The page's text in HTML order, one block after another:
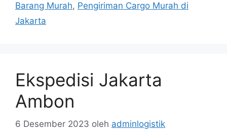
Barang Murah, Pengiriman Cargo Murah di
Jakarta
Ekspedisi Jakarta
Ambon
6 Desember 2023 oleh adminlogistik